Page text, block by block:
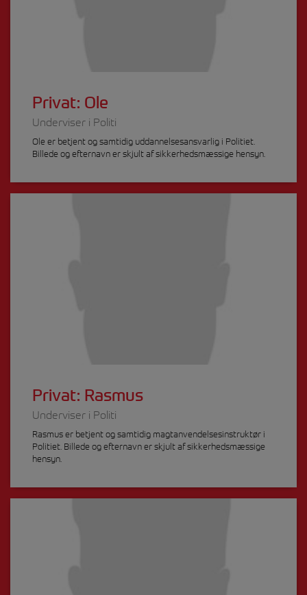
Privat: Ole
Underviser i Politi
Ole er betjent og samtidig uddannelsesansvarlig i Politiet.
Billede og efternavn er skjult af sikkerhedsmæssige hensyn.
Privat: Rasmus
Underviser i Politi
Rasmus er betjent og samtidig magtanvendelsesinstruktør i
Politiet. Billede og efternavn er skjult af sikkerhedsmæssige
hensyn.